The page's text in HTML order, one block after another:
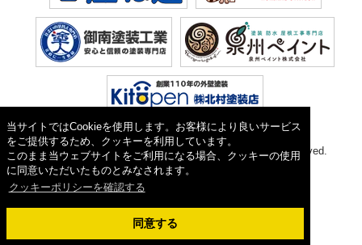
当サイトではCookieを使用します。お客様により良いサービス
をご提供するため、クッキーを利用しています。
このまま当ウェブサイトをご利用になる場合、クッキーの使用
に同意いただいたものとみなされます。
クッキーポリシーを確認する
同意する
Copyright © 2026 塗り達(株式会社 植田). All Rights Reserved.